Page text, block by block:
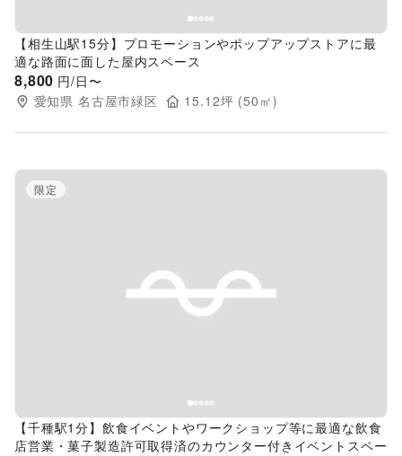
【相生山駅15分】プロモーションやポップアップストアに最
適な路面に面した屋内スペース
8,800 円/日〜
愛知県 名古屋市緑区 15.12坪 (50 ㎡)
Previous slide
限定
【千種駅1分】飲食イベントやワークショップ等に最適な飲食
店営業・菓子製造許可取得済のカウンター付きイベントスペー